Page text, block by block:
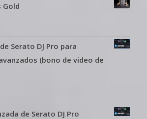
Gold
Serato DJ Pro para
(bono de video de
de Serato DJ Pro